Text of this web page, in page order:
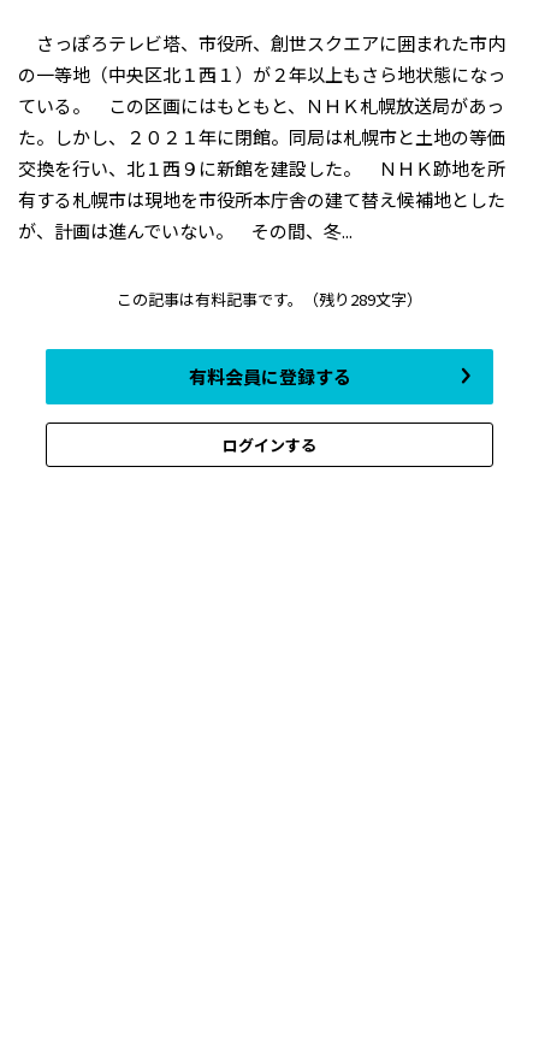
さっぽろテレビ塔、市役所、創世スクエアに囲まれた市内
の一等地（中央区北１西１）が２年以上もさら地状態になっ
ている。 この区画にはもともと、ＮＨＫ札幌放送局があっ
た。しかし、２０２１年に閉館。同局は札幌市と土地の等価
交換を行い、北１西９に新館を建設した。 ＮＨＫ跡地を所
有する札幌市は現地を市役所本庁舎の建て替え候補地とした
が、計画は進んでいない。 その間、冬...
この記事は有料記事です。 （残り289文字）
有料会員に登録する
ログインする